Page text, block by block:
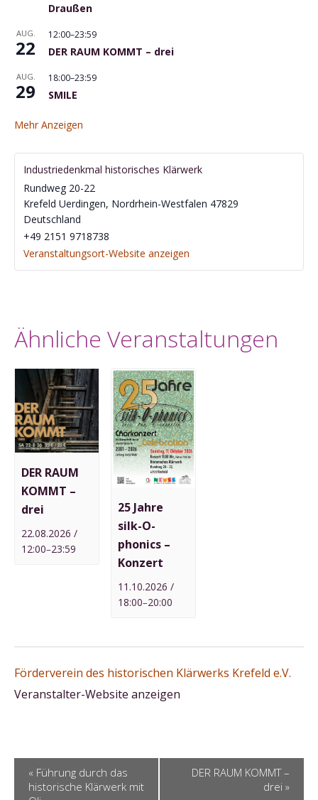
e
Draußen
AUG.
22
12:00–23:59
DER RAUM KOMMT – drei
AUG.
29
18:00–23:59
SMILE
Mehr Anzeigen
Industriedenkmal historisches Klärwerk
Rundweg 20-22
Krefeld Uerdingen, Nordrhein-Westfalen 47829
Deutschland
‭+49 2151 9718738‬
Veranstaltungsort-Website anzeigen
Ähnliche Veranstaltungen
DER RAUM
KOMMT –
drei
22.08.2026 /
12:00–23:59
25 Jahre
silk-O-
phonics –
Konzert
11.10.2026 /
18:00–20:00
Förderverein des historischen Klärwerks Krefeld e.V.
Veranstalter-Website anzeigen
« Führung durch das
historische Klärwerk mit
DER RAUM KOMMT –
drei »